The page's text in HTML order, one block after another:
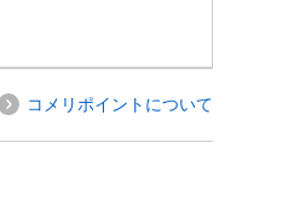
コメリポイントについて